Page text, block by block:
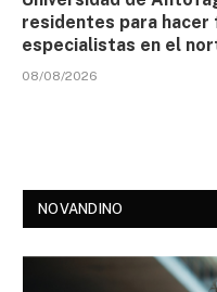
residentes para
especialistas en el
08/08/2026
NOVANDINO